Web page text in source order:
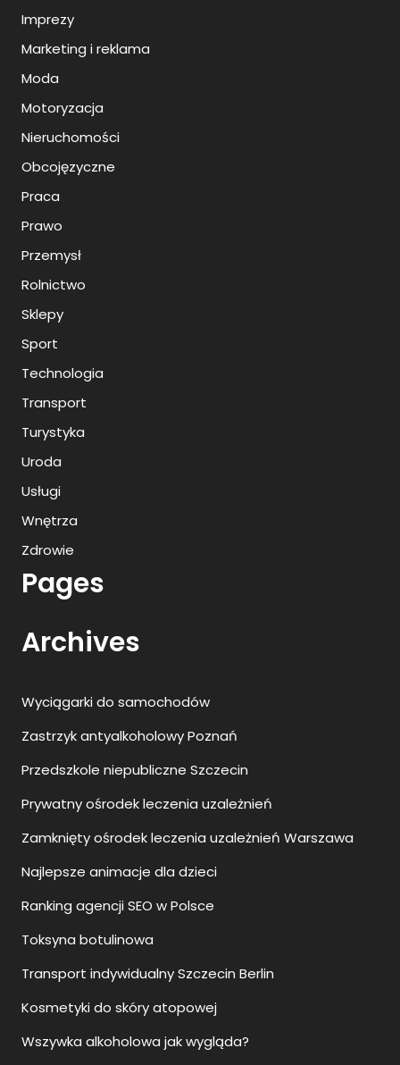
Imprezy
Marketing i reklama
Moda
Motoryzacja
Nieruchomości
Obcojęzyczne
Praca
Prawo
Przemysł
Rolnictwo
Sklepy
Sport
Technologia
Transport
Turystyka
Uroda
Usługi
Wnętrza
Zdrowie
Pages
Archives
Wyciągarki do samochodów
Zastrzyk antyalkoholowy Poznań
Przedszkole niepubliczne Szczecin
Prywatny ośrodek leczenia uzależnień
Zamknięty ośrodek leczenia uzależnień Warszawa
Najlepsze animacje dla dzieci
Ranking agencji SEO w Polsce
Toksyna botulinowa
Transport indywidualny Szczecin Berlin
Kosmetyki do skóry atopowej
Wszywka alkoholowa jak wygląda?